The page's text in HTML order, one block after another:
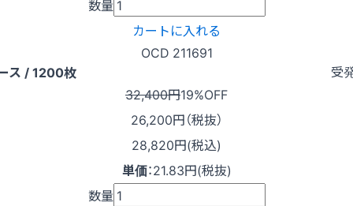
数量
カートに入れる
OCD 211691
ス / 1200枚
受
32,400円19%OFF
26,200円（税抜）
28,820円(税込)
単価：21.83円(税抜)
数量